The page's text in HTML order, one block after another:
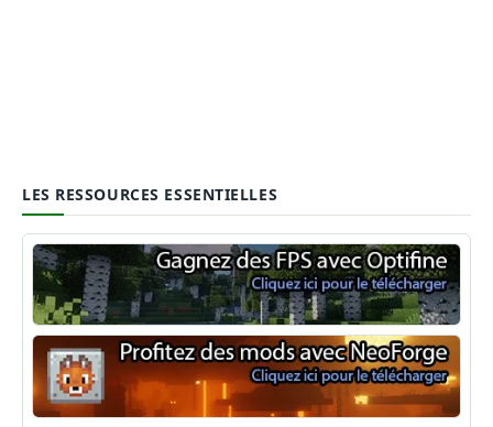
LES RESSOURCES ESSENTIELLES
Optifine
NeoForge